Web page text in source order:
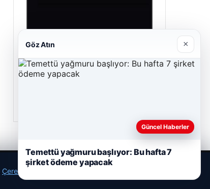
Prenses Night Club
Çerez Politikamız
Göz Atın ×
Güncel Haberler
Temettü yağmuru başlıyor: Bu hafta 7
şirket ödeme yapacak